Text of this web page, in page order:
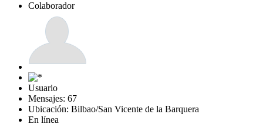
Colaborador
Usuario
Mensajes: 67
Ubicación: Bilbao/San Vicente de la Barquera
En línea